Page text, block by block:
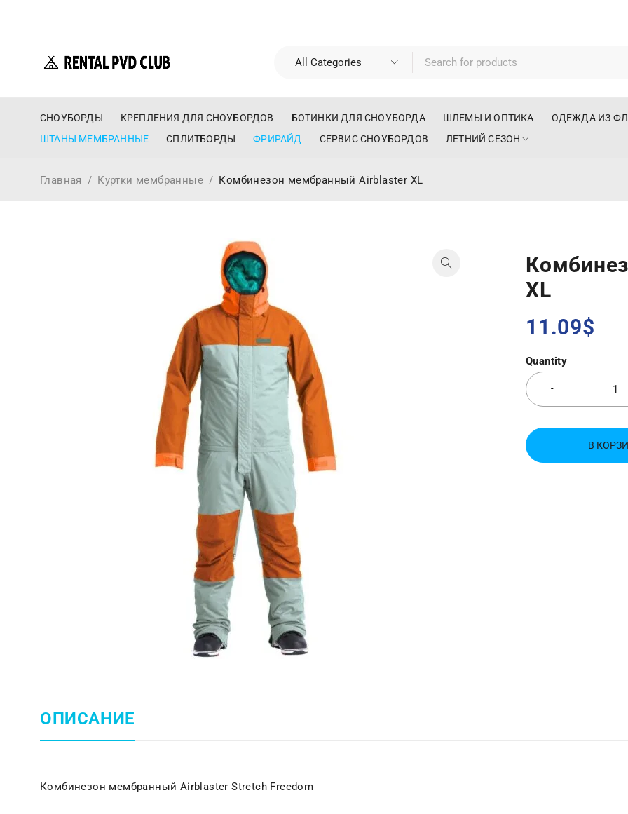
СНОУБОРДЫ КРЕПЛЕНИЯ ДЛЯ СНОУБОРДОВ БОТИНКИ ДЛЯ СНОУБОРДА ШЛЕМЫ И ОПТИКА
ОДЕЖДА ИЗ
ШТАНЫ МЕМБРАННЫЕ
СПЛИТБОРДЫ ФРИРАЙД СЕРВИС СНОУБОРДОВ ЛЕТНИЙ СЕЗОН
Главная / Куртки мембранные / Комбинезон мембранный Airblaster XL
XL
11.09$
Quantity
В
ОПИСАНИЕ
Комбинезон мембранный Airblaster Stretch Freedom